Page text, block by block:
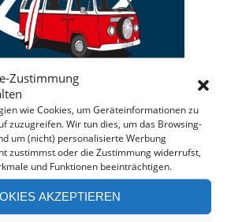
Zustimmung
wie Cookies, um Geräteinformationen zu
zuzugreifen. Wir tun dies, um das Browsing-
um (nicht) personalisierte Werbung
zustimmst oder die Zustimmung widerrufst,
und Funktionen beeinträchtigen.
AKZEPTIEREN
bei der Campermiete
Europa.
diesen Banner erhältst Du